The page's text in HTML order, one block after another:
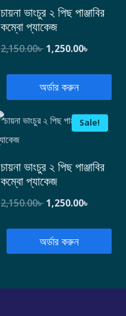
চায়না ভাংচুর ২ পিছ পাঞ্জাবির
কম্বো প্যাকেজ
2,150.00৳ 1,250.00৳
অর্ডার করুন
Sale!
চায়না ভাংচুর ২ পিছ পাঞ্জাবির
কম্বো প্যাকেজ
2,150.00৳ 1,250.00৳
অর্ডার করুন